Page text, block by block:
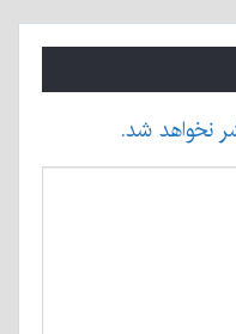
نخواهد شد.